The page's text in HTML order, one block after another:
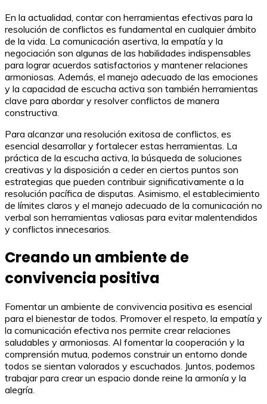
En la actualidad, contar con herramientas efectivas para la
resolución de conflictos es fundamental en cualquier ámbito
de la vida. La comunicación asertiva, la empatía y la
negociación son algunas de las habilidades indispensables
para lograr acuerdos satisfactorios y mantener relaciones
armoniosas. Además, el manejo adecuado de las emociones
y la capacidad de escucha activa son también herramientas
clave para abordar y resolver conflictos de manera
constructiva.
Para alcanzar una resolución exitosa de conflictos, es
esencial desarrollar y fortalecer estas herramientas. La
práctica de la escucha activa, la búsqueda de soluciones
creativas y la disposición a ceder en ciertos puntos son
estrategias que pueden contribuir significativamente a la
resolución pacífica de disputas. Asimismo, el establecimiento
de límites claros y el manejo adecuado de la comunicación no
verbal son herramientas valiosas para evitar malentendidos
y conflictos innecesarios.
Creando un ambiente de
convivencia positiva
Fomentar un ambiente de convivencia positiva es esencial
para el bienestar de todos. Promover el respeto, la empatía y
la comunicación efectiva nos permite crear relaciones
saludables y armoniosas. Al fomentar la cooperación y la
comprensión mutua, podemos construir un entorno donde
todos se sientan valorados y escuchados. Juntos, podemos
trabajar para crear un espacio donde reine la armonía y la
alegría.